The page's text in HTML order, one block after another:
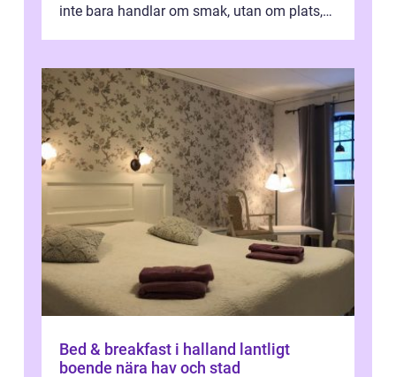
inte bara handlar om smak, utan om plats,
Bed & breakfast i halland lantligt
boende nära hav och stad